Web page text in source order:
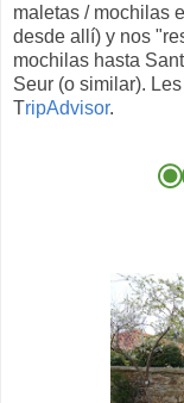
maletas / mochilas
desde allí) y nos
mochilas hasta
Seur (o similar).
TripAdvisor.